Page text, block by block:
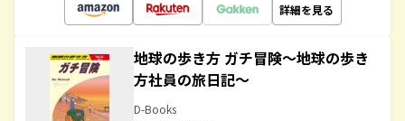
詳細を見る
地球の歩き方 ガチ冒険～地球の歩き
方社員の旅日記～
D-Books